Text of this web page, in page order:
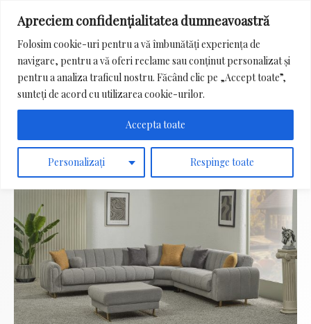
Apreciem confidențialitatea dumneavoastră
Folosim cookie-uri pentru a vă îmbunătăți experiența de
navigare, pentru a vă oferi reclame sau conținut personalizat și
pentru a analiza traficul nostru. Făcând clic pe „Accept toate”,
sunteți de acord cu utilizarea cookie-urilor.
Personalizați Respinge toate
Accepta toate
Menu
Search
for: